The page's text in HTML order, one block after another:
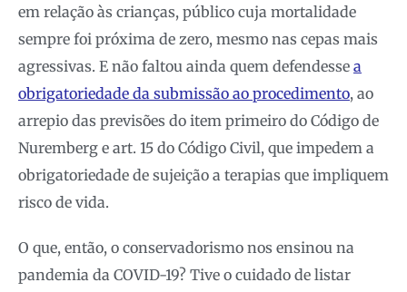
em relação às crianças, público cuja mortalidade
sempre foi próxima de zero, mesmo nas cepas mais
agressivas. E não faltou ainda quem defendesse a
obrigatoriedade da submissão ao procedimento, ao
arrepio das previsões do item primeiro do Código de
Nuremberg e art. 15 do Código Civil, que impedem a
obrigatoriedade de sujeição a terapias que impliquem
risco de vida.
O que, então, o conservadorismo nos ensinou na
pandemia da COVID-19? Tive o cuidado de listar